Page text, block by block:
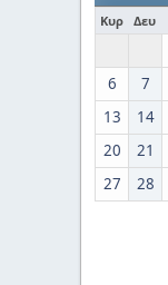
Κυρ Δευ
6
7
13
14
20
21
27
28